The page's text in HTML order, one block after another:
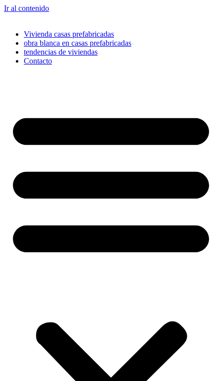
Ir al contenido
Vivienda casas prefabricadas
obra blanca en casas prefabricadas
tendencias de viviendas
Contacto